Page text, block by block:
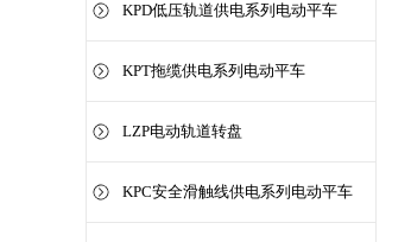
KPD低压轨道供电系列电动平车
KPT拖缆供电系列电动平车
LZP电动轨道转盘
KPC安全滑触线供电系列电动平车